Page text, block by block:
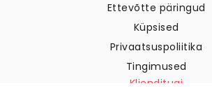
Ettevõtte päringud
Küpsised
Privaatsuspoliitika
Tingimused
Klienditugi